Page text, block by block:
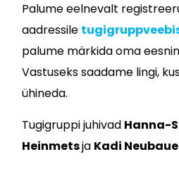
Palume eelnevalt
aadressile
palume märkida oma
Vastuseks saadame lingi,
ühineda.
Tugigruppi juhivad Hanna-
Heinmetsja Kadi